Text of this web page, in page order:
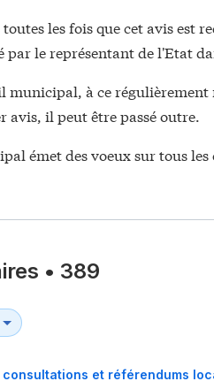
les fois que cet avis est
par le représentant de l'Etat
municipal, à ce régulièrement
avis, il peut être passé outre.
émet des voeux sur tous
• 389
et référendums